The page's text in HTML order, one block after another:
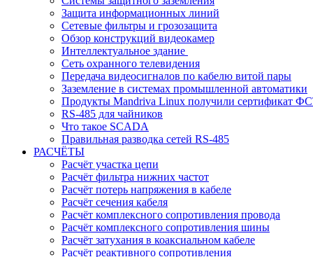
Защита информационных линий
Сетевые фильтры и грозозащита
Обзор конструкций видеокамер
Интеллектуальное здание
Cеть охранного телевидения
Передача видеосигналов по кабелю витой пары
Заземление в системах промышленной автоматики
Продукты Mandriva Linux получили сертификат
RS-485 для чайников
Что такое SCADA
Правильная разводка сетей RS-485
РАСЧЁТЫ
Расчёт участка цепи
Расчёт фильтра нижних частот
Расчёт потерь напряжения в кабеле
Расчёт сечения кабеля
Расчёт комплексного сопротивления провода
Расчёт комплексного сопротивления шины
Расчёт затухания в коаксиальном кабеле
Расчёт реактивного сопротивления